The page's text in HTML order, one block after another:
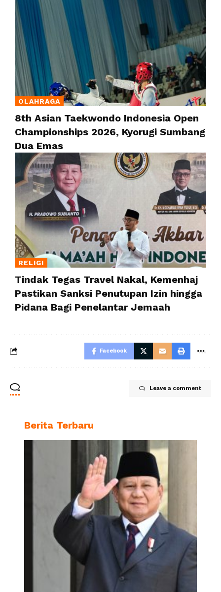
OLAHRAGA
8th Asian Taekwondo Indonesia Open
Championships 2026, Kyorugi Sumbang
Dua Emas
RELIGI
Tindak Tegas Travel Nakal, Kemenhaj
Pastikan Sanksi Penutupan Izin hingga
Pidana Bagi Penelantar Jemaah
Facebook
Leave a comment
Berita Terbaru